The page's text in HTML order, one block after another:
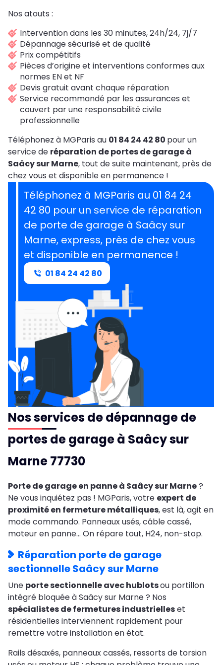
Nos atouts :
Intervention dans les 30 minutes, 24h/24, 7j/7
Dépannage sécurisé et de qualité
Prix compétitifs
Pièces d’origine et interventions conformes aux
normes EN et NF
Devis gratuit avant chaque réparation
Service recommandé par les assurances et
couvert par une responsabilité civile
professionnelle
Téléphonez à MGParis au 01 84 24 42 80 pour un
service de réparation de portes de garage à
Saâcy sur Marne, tout de suite maintenant, près de
chez vous et disponible en permanence !
Téléphonez à MGParis au 01 84 24
42 80 pour un service de réparation
de porte de garage à Saâcy sur
Marne, express, près de chez vous
et disponible en permanence !
01 84 24 42 80
Nos services de dépannage de
portes de garage à Saâcy sur
Marne 77730
Porte de garage en panne à Saâcy sur Marne?
Ne vous inquiétez pas ! MGParis, votre expert de
proximité en fermeture métalliques, est là, agit en
mode commando. Panneaux usés, câble cassé,
moteur en panne… On répare tout, H24, non-stop.
Réparation porte de garage
sectionnelle Saâcy sur Marne
Une porte sectionnelle avec hublotsou portillon
intégré bloquée à Saâcy sur Marne ? Nos
spécialistes de fermetures industrielleset
résidentielles interviennent rapidement pour
remettre votre installation en état.
Rails désaxés, panneaux cassés, ressorts de torsion